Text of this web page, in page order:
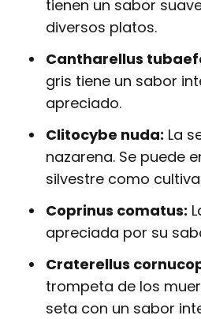
tienen un sabor
diversos platos.
Cantharellus
gris tiene un sabor
apreciado.
Clitocybe nuda: La
nazarena. Se puede
silvestre como
Coprinus comatus:
apreciada por su
Craterellus
trompeta de los
seta con un sabor